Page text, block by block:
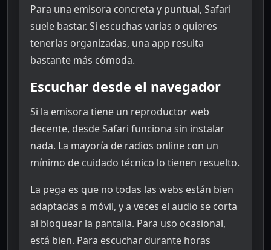
Para una emisora concreta y puntual, Safari
suele bastar. Si escuchas varias o quieres
tenerlas organizadas, una app resulta
bastante más cómoda.
Escuchar desde el navegador
Si la emisora tiene un reproductor web
decente, desde Safari funciona sin instalar
nada. La mayoría de radios online con un
mínimo de cuidado técnico lo tienen resuelto.
La pega es que no todas las webs están bien
adaptadas a móvil, y a veces el audio se corta
al bloquear la pantalla. Para uso ocasional,
está bien. Para escuchar durante horas